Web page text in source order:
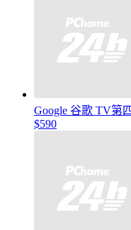
Google 谷歌 TV第
$590